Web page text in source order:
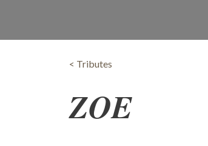
< Tributes
ZOE